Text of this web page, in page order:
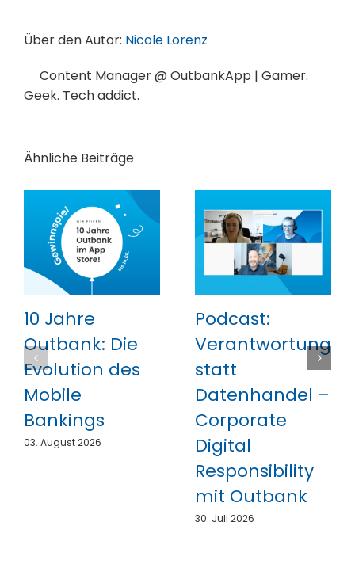
Über den Autor: Nicole Lorenz
Content Manager @ OutbankApp | Gamer.
Geek. Tech addict.
Ähnliche Beiträge
10 Jahre
Outbank: Die
Evolution des
Mobile
Bankings
03. August 2026
Podcast:
Verantwortung
statt
Datenhandel –
Corporate
Digital
Responsibility
mit Outbank
30. Juli 2026